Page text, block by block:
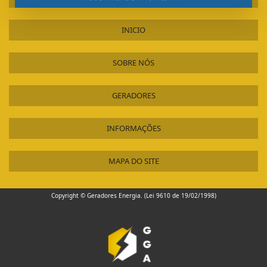
ALUGUEL GERADOR PREÇO
ALUGUEL GERADOR DE ENERGIA SÃO PAULO
ALUGUEL GERADOR DE ENERGIA PREÇO SÃO PAULO
ALUGUEL GERADOR BH
ALUGUEL DE GERADORES
ALUGUEL DE GERADORES SÃO PAULO
ALUGUEL DE GERADORES PARA EVENTOS SP
ALUGUEL DE GERADORES A DIESEL GUARULHOS
ALUGUEL DE GERADOR DE ENERGIA A DIESEL GUARULHOS
INICIO
SOBRE NÓS
GERADORES
INFORMAÇÕES
MAPA DO SITE
Copyright © Geradores Energia. (Lei 9610 de 19/02/1998)